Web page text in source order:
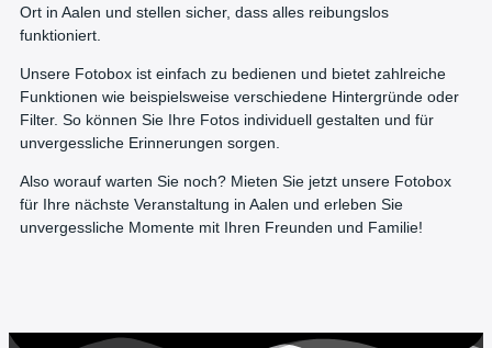
Ort in Aalen und stellen sicher, dass alles reibungslos
funktioniert.
Unsere Fotobox ist einfach zu bedienen und bietet zahlreiche
Funktionen wie beispielsweise verschiedene Hintergründe oder
Filter. So können Sie Ihre Fotos individuell gestalten und für
unvergessliche Erinnerungen sorgen.
Also worauf warten Sie noch? Mieten Sie jetzt unsere Fotobox
für Ihre nächste Veranstaltung in Aalen und erleben Sie
unvergessliche Momente mit Ihren Freunden und Familie!